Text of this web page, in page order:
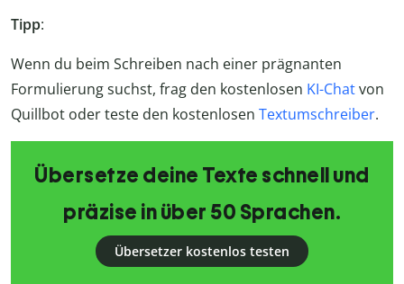
Tipp:
Wenn du beim Schreiben nach einer prägnanten
Formulierung suchst, frag den kostenlosen KI-Chatvon
Quillbot oder teste den kostenlosen Textumschreiber.
Übersetze deine Texte schnell und
präzise in über 50 Sprachen.
Übersetzer kostenlos testen